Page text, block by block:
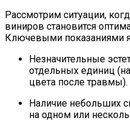
Рассмотрим ситуации,
виниров становится
Ключевыми показаниями
Незначительные
отдельных единиц
цвета после травмы).
Наличие небольших
на одном или